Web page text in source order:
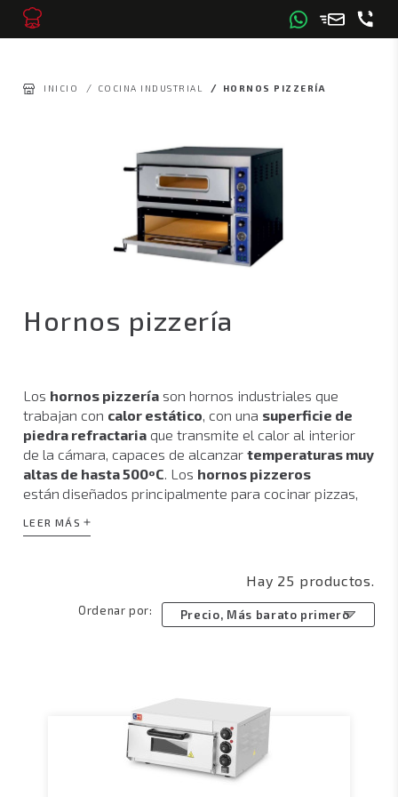
INICIO / COCINA INDUSTRIAL / HORNOS PIZZERÍA
Hornos pizzería
Los hornos pizzería son hornos industriales que
trabajan con calor estático, con una superficie de
piedra refractaria que transmite el calor al interior
de la cámara, capaces de alcanzartemperaturas muy
altas de hasta 500ºC. Los hornos pizzeros
están diseñados principalmente para cocinar pizzas,
por lo que su capacidad se mide por la cantidad de
pizzas que pueden albergar de forma simultánea
La transmisión estática del calor mediante piedra
refractaria permite obtener magníficos resultados en
las pizzas puesto que proporcionan un tostado
tomate y los ingredientes son importantes para
obtener una sabrosa pizza, pero el verdadero secreto
de las mejores pizzerías es realizar la cocción en un
horno de pizza.
LEER MÁS
Hay 25 productos.
Ordenar por: Precio, Más barato primero